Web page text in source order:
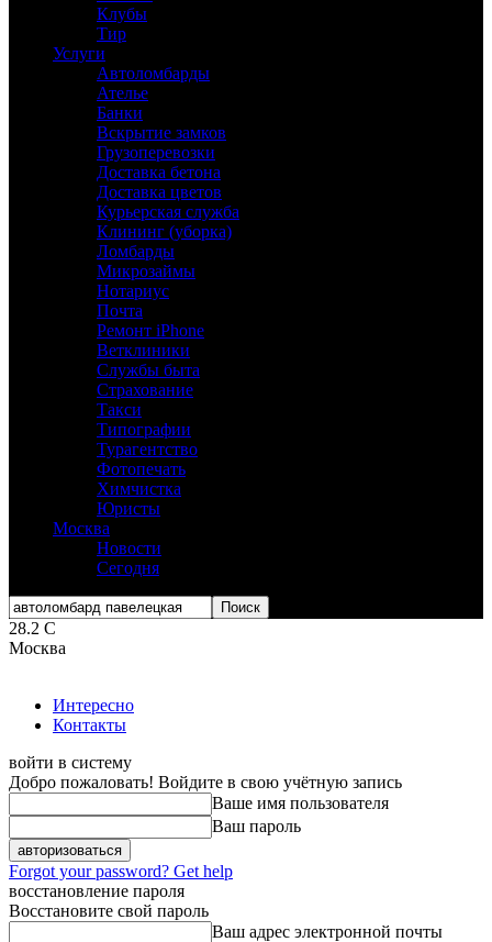
Клубы
Тир
Услуги
Автоломбарды
Ателье
Банки
Вскрытие замков
Грузоперевозки
Доставка бетона
Доставка цветов
Курьерская служба
Клининг (уборка)
Ломбарды
Микрозаймы
Нотариус
Почта
Ремонт iPhone
Ветклиники
Службы быта
Страхование
Такси
Типографии
Турагентство
Фотопечать
Химчистка
Юристы
Москва
Новости
Сегодня
28.2 C
Москва
Интересно
Контакты
войти в систему
Добро пожаловать! Войдите в свою учётную запись
Ваше имя пользователя
Ваш пароль
Forgot your password? Get help
восстановление пароля
Восстановите свой пароль
Ваш адрес электронной почты